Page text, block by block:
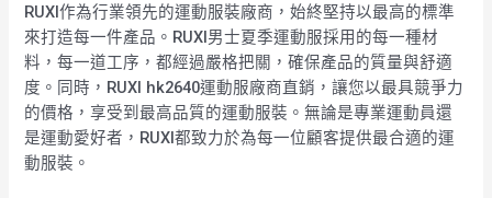
RUXI作為行業領先的運動服裝廠商，始終堅持以最高的標準
來打造每一件產品。RUXI男士夏季運動服採用的每一種材
料，每一道工序，都經過嚴格把關，確保產品的質量與舒適
度。同時，RUXI hk2640運動服廠商直銷，讓您以最具競爭力
的價格，享受到最高品質的運動服裝。無論是專業運動員還
是運動愛好者，RUXI都致力於為每一位顧客提供最合適的運
動服裝。